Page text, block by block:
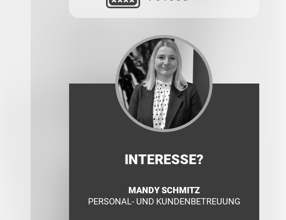
INTERESSE?
MANDY SCHMITZ
PERSONAL- UND KUNDENBETREUUNG